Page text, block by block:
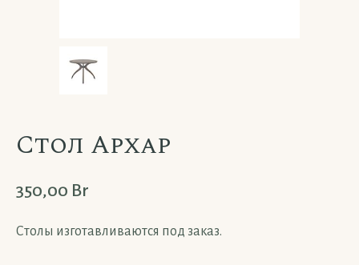
Стол Архар
350,00 Br
Столы изготавливаются под заказ.